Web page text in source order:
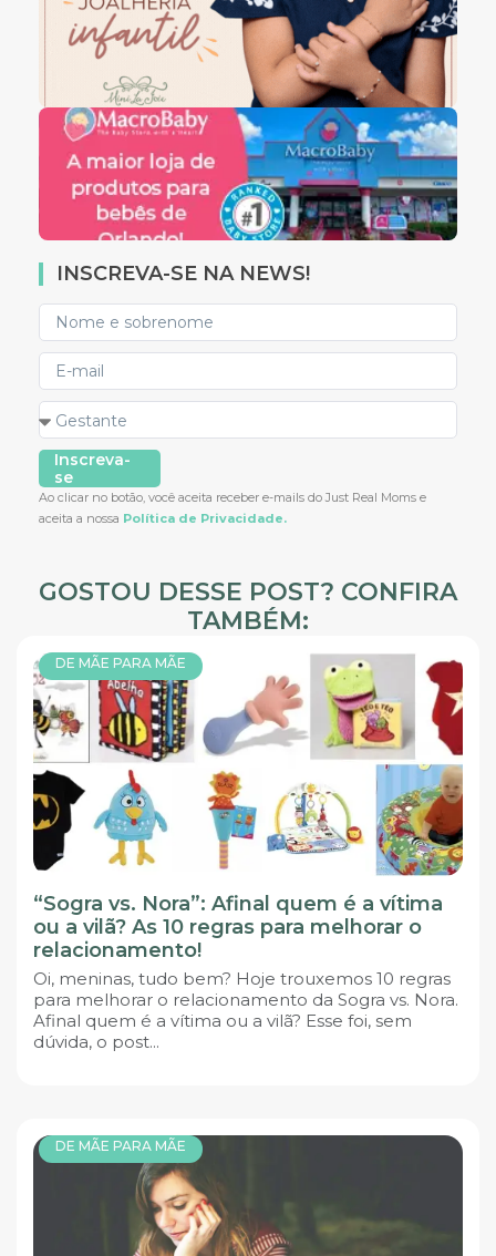
INSCREVA-SE NA NEWS!
Inscreva-
se
Ao clicar no botão, você aceita receber e-mails do Just Real Moms e
aceita a nossa Política de Privacidade.
GOSTOU DESSE POST? CONFIRA
TAMBÉM:
DE MÃE PARA MÃE
“Sogra vs. Nora”: Afinal quem é a vítima
ou a vilã? As 10 regras para melhorar o
relacionamento!
Oi, meninas, tudo bem? Hoje trouxemos 10 regras
para melhorar o relacionamento da Sogra vs. Nora.
Afinal quem é a vítima ou a vilã? Esse foi, sem
dúvida, o post...
DE MÃE PARA MÃE